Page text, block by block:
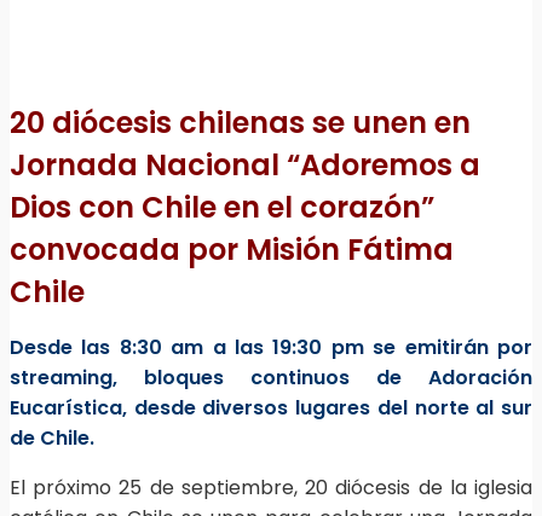
20 diócesis chilenas se unen en
Jornada Nacional “Adoremos a
Dios con Chile en el corazón”
convocada por Misión Fátima
Chile
Desde las 8:30 am a las 19:30 pm se emitirán por
streaming, bloques continuos de Adoración
Eucarística, desde diversos lugares del norte al sur
de Chile.
El próximo 25 de septiembre, 20 diócesis de la iglesia